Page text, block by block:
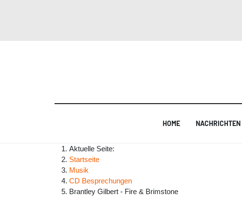
HOME NACHRICHTEN
Aktuelle Seite:
Startseite
Musik
CD Besprechungen
Brantley Gilbert - Fire & Brimstone